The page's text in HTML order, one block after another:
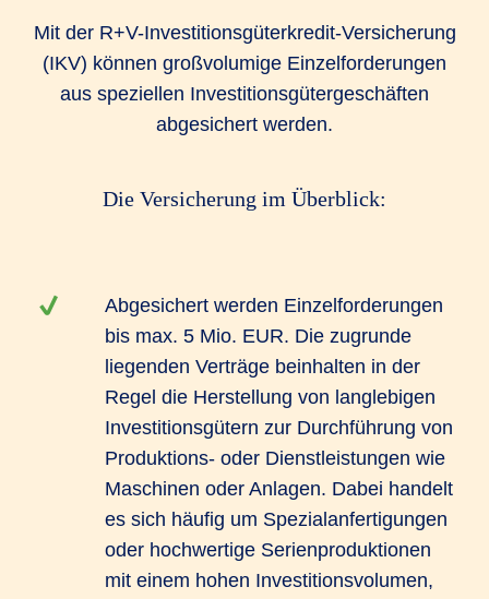
Mit der R+V-Investitionsgüterkredit-Versicherung
(IKV) können großvolumige Einzelforderungen
aus speziellen Investitionsgütergeschäften
abgesichert werden.
Die Versicherung im Überblick:
Abgesichert werden Einzelforderungen
bis max. 5 Mio. EUR. Die zugrunde
liegenden Verträge beinhalten in der
Regel die Herstellung von langlebigen
Investitionsgütern zur Durchführung von
Produktions- oder Dienstleistungen wie
Maschinen oder Anlagen. Dabei handelt
es sich häufig um Spezialanfertigungen
oder hochwertige Serienproduktionen
mit einem hohen Investitionsvolumen,